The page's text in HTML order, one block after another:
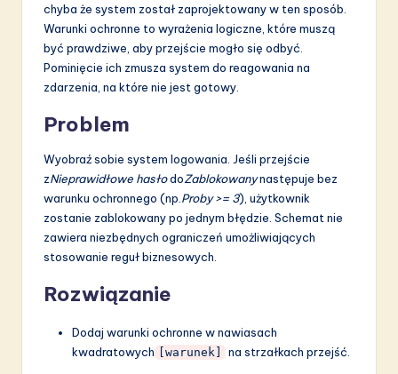
chyba że system został zaprojektowany w ten sposób.
Warunki ochronne to wyrażenia logiczne, które muszą
być prawdziwe, aby przejście mogło się odbyć.
Pominięcie ich zmusza system do reagowania na
zdarzenia, na które nie jest gotowy.
Problem
Wyobraź sobie system logowania. Jeśli przejście
zNieprawidłowe hasłodoZablokowanynastępuje bez
warunku ochronnego (np. Proby >= 3), użytkownik
zostanie zablokowany po jednym błędzie. Schemat nie
zawiera niezbędnych ograniczeń umożliwiających
stosowanie reguł biznesowych.
Rozwiązanie
Dodaj warunki ochronne w nawiasach
kwadratowych
[warunek] na strzałkach przejść.